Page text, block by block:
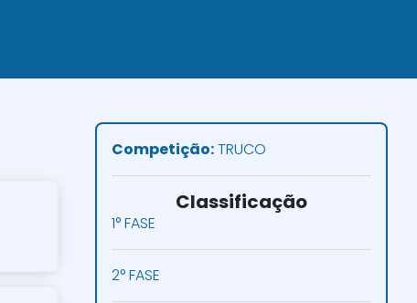
Competição:TRUCO
Classificação
1° FASE
2° FASE